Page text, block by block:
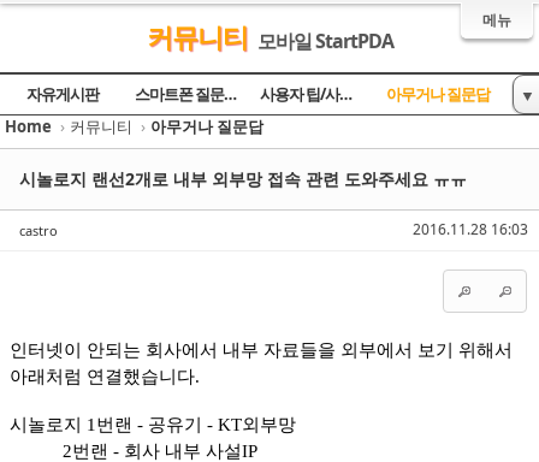
메뉴
커뮤니티 모바일 StartPDA
자유게시판 스마트폰 질문과 답 사용자 팁/사용기
아무거나 질문답
토론의 장
▼
Home › 커뮤니티 › 아무거나 질문답
2016.11.28 16:03
시놀로지 랜선2개로 내부 외부망 접속 관련 도와주세요 ㅠㅠ
castro
인터넷이 안되는 회사에서 내부 자료들을 외부에서 보기 위해서
아래처럼 연결했습니다.
시놀로지 1번랜 - 공유기 - KT외부망
2번랜 - 회사 내부 사설IP
Sketchbook5, 스케치북5
Sketchbook5, 스케치북5
Sketchbook5, 스케치북5
Sketchbook5, 스케치북5